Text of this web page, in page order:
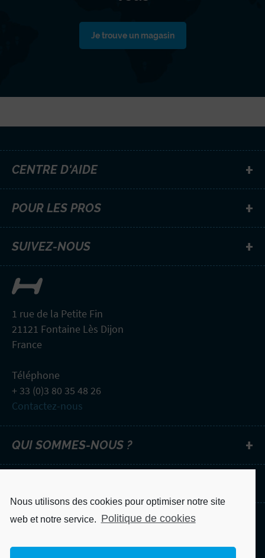
Nous utilisons des cookies pour optimiser notre site
web et notre service.
Politique de cookies
Je trouve un magasin
CENTRE D'AIDE
POUR LES PROS
SUIVEZ-NOUS
1 rue de la Petite Fin
21121 Fontaine Lès Dijon
France
Téléphone
+ 33 (0)3 80 35 48 26
Contactez-nous
QUI SOMMES-NOUS ?
Politique de confidentialité